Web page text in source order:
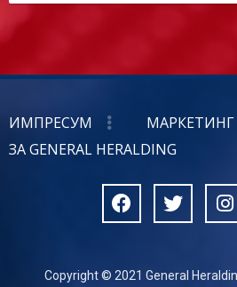
ИМПРЕСУМ МАРКЕТИНГ
ЗА GENERAL HERALDING
Copyright © 2021 General